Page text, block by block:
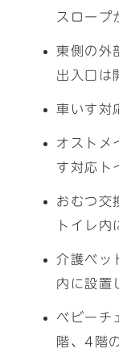
スロープ
東側の外
出入口は
車いす対
オストメ
す対応ト
おむつ交
トイレ内
介護ベッ
内に設置
ベビーチ
階、4階